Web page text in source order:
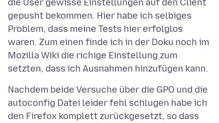
die User gewisse Einstellungen auf den Client
gepusht bekommen. Hier habe ich selbiges
Problem, dass meine Tests hier erfolglos
waren. Zum einen finde ich in der Doku noch im
Mozilla Wiki die richige Einstellung zum
Nachdem beide Versuche über die GPO und die
autoconfig Datei leider fehl schlugen habe ich
den Firefox komplett zurückgesetzt, so dass